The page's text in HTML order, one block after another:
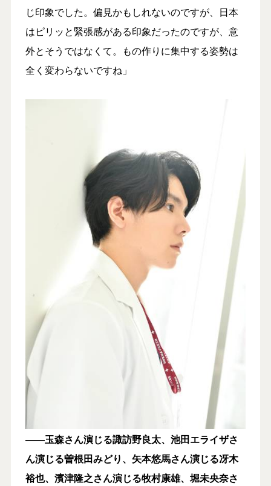
じ印象でした。偏見かもしれないのですが、日本
はピリッと緊張感がある印象だったのですが、意
外とそうではなくて。もの作りに集中する姿勢は
全く変わらないですね」
――玉森さん演じる諏訪野良太、池田エライザさ
ん演じる曽根田みどり、矢本悠馬さん演じる冴木
裕也、濱津隆之さん演じる牧村康雄、堀未央奈さ